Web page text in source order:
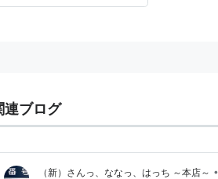
連ブログ
（新）さんっ、ななっ、はっち ～本店～ •